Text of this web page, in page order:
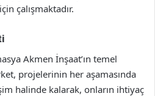
çalışmaktadır.
Akmen İnşaat’ın temel
projelerinin her aşamasında
halinde kalarak, onların ihtiyaç